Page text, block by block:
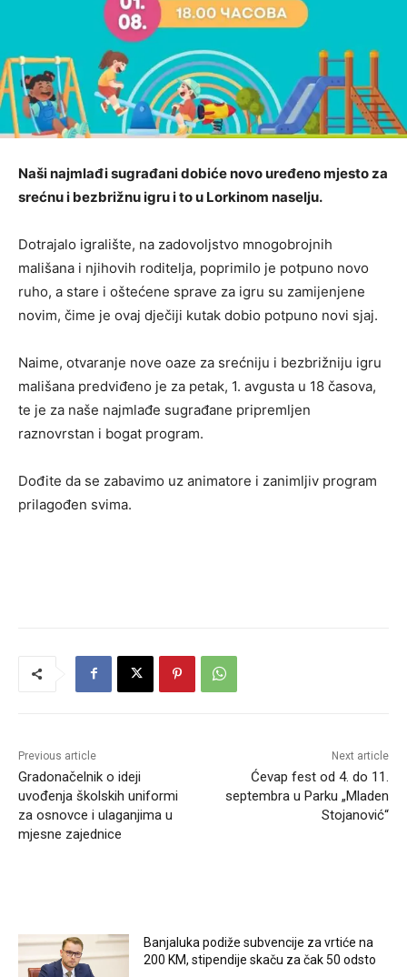
Naši najmlađi sugrađani dobiće novo uređeno mjesto za
srećnu i bezbrižnu igru i to u Lorkinom naselju.
Dotrajalo igralište, na zadovoljstvo mnogobrojnih
mališana i njihovih roditelja, poprimilo je potpuno novo
ruho, a stare i oštećene sprave za igru su zamijenjene
novim, čime je ovaj dječiji kutak dobio potpuno novi sjaj.
Naime, otvaranje nove oaze za srećniju i bezbrižniju igru
mališana predviđeno je za petak, 1. avgusta u 18 časova,
te je za naše najmlađe sugrađane pripremljen
raznovrstan i bogat program.
Dođite da se zabavimo uz animatore i zanimljiv program
prilagođen svima.
Previous article
Gradonačelnik o ideji
uvođenja školskih uniformi
za osnovce i ulaganjima u
mjesne zajednice
Next article
Ćevap fest od 4. do 11.
septembra u Parku „Mladen
Stojanović“
Banjaluka podiže subvencije za vrtiće na
200 KM, stipendije skaču za čak 50 odsto